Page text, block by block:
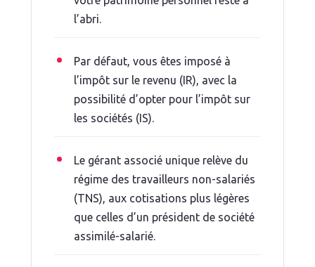
l’abri.
Par défaut, vous êtes imposé à
l’impôt sur le revenu (IR), avec la
possibilité d’opter pour l’impôt sur
les sociétés (IS).
Le gérant associé unique relève du
régime des travailleurs non-salariés
(TNS), aux cotisations plus légères
que celles d’un président de société
assimilé-salarié.